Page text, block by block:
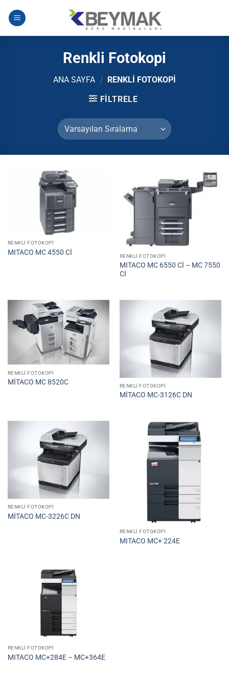
atla
Renkli Fotokopi
ANA SAYFA /
RENKLI FOTOKOPI
FILTRELE
RENKLI FOTOKOPI
MITACO MC 4550 Cİ
RENKLI FOTOKOPI
MITACO MC 6550 Cİ – MC 7550
Cİ
RENKLI FOTOKOPI
MİTACO MC 8520C RENKLI FOTOKOPI
MİTACO MC-3126C DN
RENKLI FOTOKOPI
MİTACO MC-3226C DN
RENKLI FOTOKOPI
MITACO MC+ 224E
RENKLI FOTOKOPI
MITACO MC+284E – MC+364E